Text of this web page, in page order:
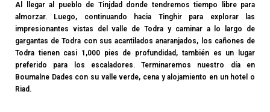
Al llegar al pueblo de Tinjdad donde tendremos tiempo libre para
almorzar. Luego, continuando hacia Tinghir para explorar las
impresionantes vistas del valle de Todra y caminar a lo largo de
gargantas de Todra con sus acantilados anaranjados, los cañones de
Todra tienen casi 1,000 pies de profundidad, también es un lugar
preferido para los escaladores. Terminaremos nuestro día en
Boumalne Dades con su valle verde, cena y alojamiento en un hotel o
Riad.